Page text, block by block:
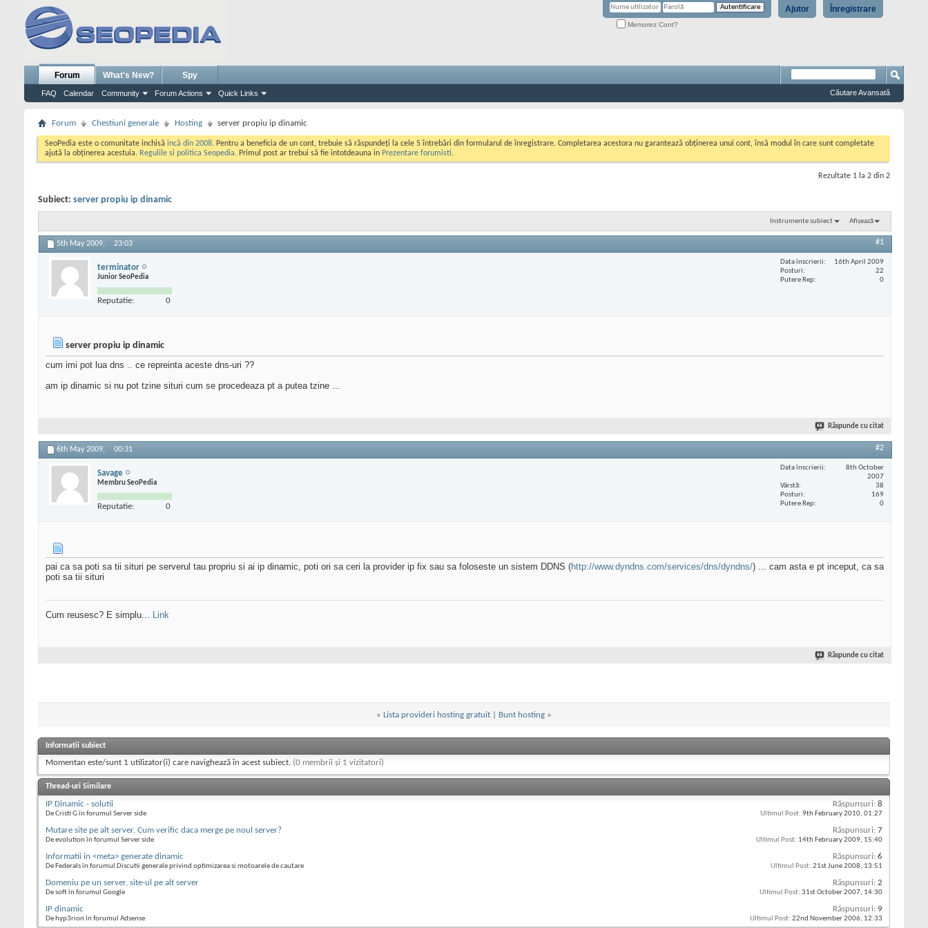
Înregistrare
Ajutor
Memorez Cont?
Forum
FAQ Calendar Community Forum Actions Quick Links
What's New? Spy
Căutare Avansată
Forum Chestiuni generale Hosting server propiu ip dinamic
SeoPedia este o comunitate inchisă incă din 2008. Pentru a beneficia de un cont, trebuie să răspundeți la cele 5 întrebări din formularul de înregistrare. Completarea acestora nu garantează obținerea unui cont, însă modul în care sunt completate
ajută la obținerea acestuia. Regulile si politica Seopedia. Primul post ar trebui să fie intotdeauna in Prezentare forumisti.
Rezultate 1 la 2 din 2
Subiect: server propiu ip dinamic
Instrumente subiect Afișează
5th May 2009, 23:03 #1
terminator
Junior SeoPedia
Reputatie: 0
Data înscrierii
16th April 2009
Posturi
22
Putere Rep
0
server propiu ip dinamic
cum imi pot lua dns .. ce repreinta aceste dns-uri ??
am ip dinamic si nu pot tzine situri cum se procedeaza pt a putea tzine ...
Răspunde cu citat
6th May 2009, 00:31 #2
Savage
Membru SeoPedia
Reputatie: 0
Data înscrierii
8th October
2007
Vârstă
38
Posturi
169
Putere Rep
0
pai ca sa poti sa tii situri pe serverul tau propriu si ai ip dinamic, poti ori sa ceri la provider ip fix sau sa foloseste un sistem DDNS (http://www.dyndns.com/services/dns/dyndns/) ... cam asta e pt inceput, ca sa
poti sa tii situri
Cum reusesc? E simplu... Link
Răspunde cu citat
« Lista provideri hosting gratuit Bunt hosting »
Informații subiect
Momentan este/sunt 1 utilizator(i) care navighează în acest subiect. (0 membrii și 1 vizitatori)
Thread-uri Similare
IP Dinamic - solutii
De Cristi G în forumul Server side
Răspunsuri: 8
Ultimul Post: 9th February 2010, 01:27
Mutare site pe alt server. Cum verific daca merge pe noul server?
De evolution în forumul Server side
Răspunsuri: 7
Ultimul Post: 14th February 2009, 15:40
Informatii in <meta> generate dinamic
De Federals în forumul Discutii generale privind optimizarea si motoarele de cautare
Răspunsuri: 6
Ultimul Post: 21st June 2008, 13:51
Domeniu pe un server, site-ul pe alt server
De soft în forumul Google
Răspunsuri: 2
Ultimul Post: 31st October 2007, 14:30
IP dinamic
De hyp3rion în forumul Adsense
Răspunsuri: 9
Ultimul Post: 22nd November 2006, 12:33